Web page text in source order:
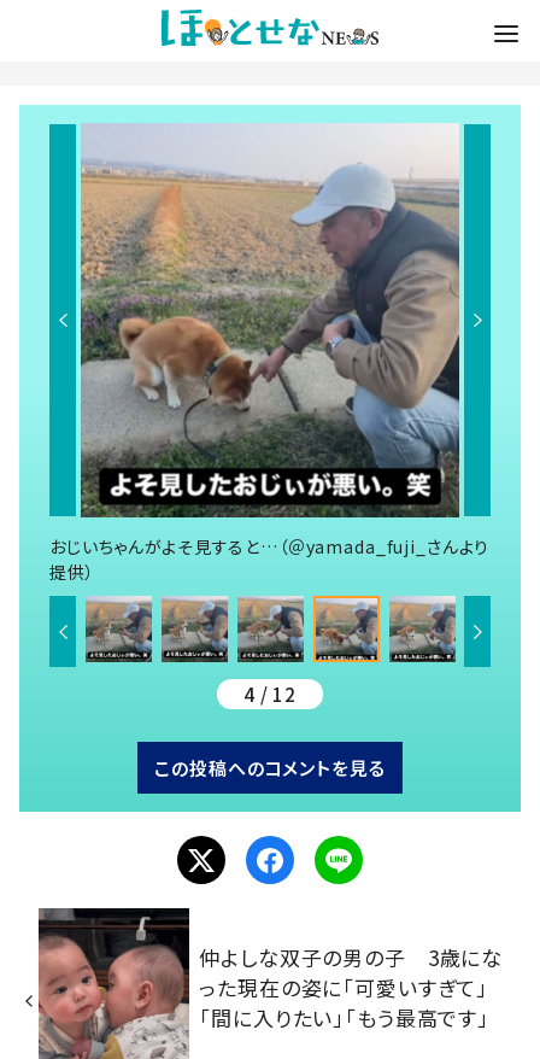
おじいちゃんがよそ見すると…（＠yamada_fuji_さんより
提供）
4 / 12
この投稿へのコメントを見る
仲よしな双子の男の子 3歳にな
った現在の姿に「可愛いすぎて」
「間に入りたい」「もう最高です」